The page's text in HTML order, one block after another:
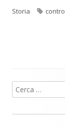
Storia Tag
Barra
laterale
Ricerca
per: